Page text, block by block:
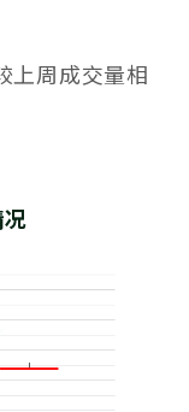
上周成交量相